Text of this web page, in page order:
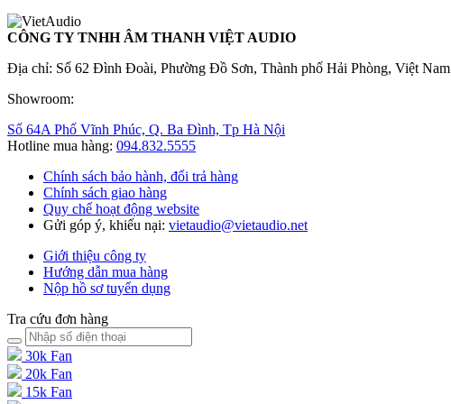
CÔNG TY TNHH ÂM THANH VIỆT AUDIO
Địa chỉ: Số 62 Đình Đoài, Phường Đồ Sơn, Thành phố Hải Phòng, Việt Nam
Showroom:
Số 64A Phố Vĩnh Phúc, Q. Ba Đình, Tp Hà Nội
Hotline mua hàng: 094.832.5555
Chính sách bảo hành, đổi trả hàng
Chính sách giao hàng
Quy chế hoạt động website
Gửi góp ý, khiếu nại: vietaudio@vietaudio.net
Giới thiệu công ty
Hướng dẫn mua hàng
Nộp hồ sơ tuyển dụng
Tra cứu đơn hàng
30k Fan
20k Fan
15k Fan